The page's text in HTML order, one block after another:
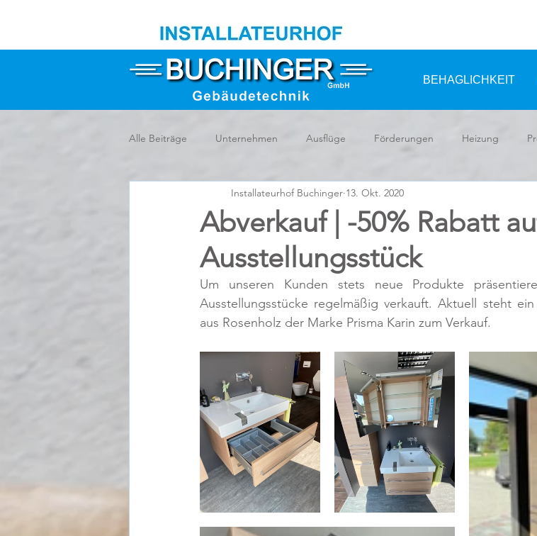
BEHAGLICHKEIT
Alle Beiträge Unternehmen Ausflüge Förderungen Heizung
Abverkauf | -50% Rabatt
Ausstellungsstück
Installateurhof Buchinger 13. Okt. 2020
Um unseren Kunden stets neue Produkte
Ausstellungsstücke regelmäßig verkauft. Aktuell steht
aus Rosenholz der Marke Prisma Karin zum Verkauf.